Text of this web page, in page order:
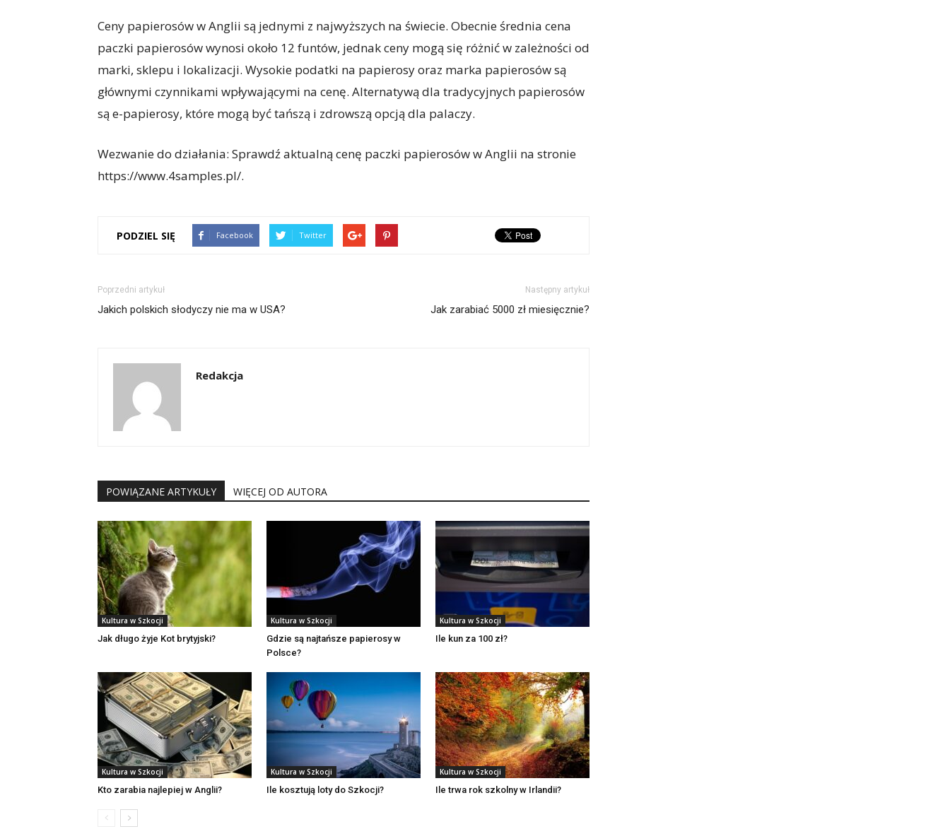
Ceny papierosów w Anglii są jednymi z najwyższych na świecie. Obecnie średnia cena
paczki papierosów wynosi około 12 funtów, jednak ceny mogą się różnić w zależności od
marki, sklepu i lokalizacji. Wysokie podatki na papierosy oraz marka papierosów są
głównymi czynnikami wpływającymi na cenę. Alternatywą dla tradycyjnych papierosów
są e-papierosy, które mogą być tańszą i zdrowszą opcją dla palaczy.
Wezwanie do działania: Sprawdź aktualną cenę paczki papierosów w Anglii na stronie
https://www.4samples.pl/.
PODZIEL SIĘ Facebook Twitter
Poprzedni artykuł
Jakich polskich słodyczy nie ma w USA?
Następny artykuł
Jak zarabiać 5000 zł miesięcznie?
Redakcja
POWIĄZANE ARTYKUŁY WIĘCEJ OD AUTORA
Kultura w Szkocji
Jak długo żyje Kot brytyjski?
Kultura w Szkocji
Gdzie są najtańsze papierosy w
Polsce?
Kultura w Szkocji
Ile kun za 100 zł?
Kultura w Szkocji
Kto zarabia najlepiej w Anglii?
Kultura w Szkocji
Ile kosztują loty do Szkocji?
Kultura w Szkocji
Ile trwa rok szkolny w Irlandii?